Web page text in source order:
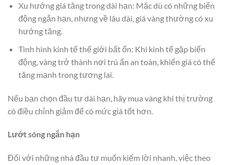
Xu hướng giá tăng trong dài hạn: Mặc dù có những biến
động ngắn hạn, nhưng về lâu dài, giá vàng thường có xu
hướng tăng.
Tình hình kinh tế thế giới bất ổn: Khi kinh tế gặp biến
động, vàng trở thành nơi trú ẩn an toàn, khiến giá có thể
tăng mạnh trong tương lai.
Nếu bạn chọn đầu tư dài hạn, hãy mua vàng khi thị trường
có điều chỉnh giảm để có mức giá tốt hơn.
Lướt sóng ngắn hạn
Đối với những nhà đầu tư muốn kiếm lời nhanh, việc theo